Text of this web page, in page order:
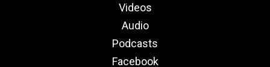
Videos
Audio
Podcasts
Facebook